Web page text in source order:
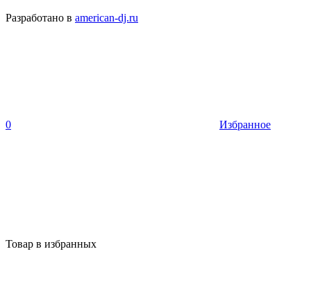
Разработано в american-dj.ru
0 Избранное
Товар в избранных